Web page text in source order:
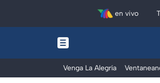
en vivo
Venga La Alegría